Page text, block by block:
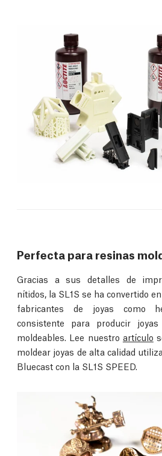
Perfecta para resinas
Gracias a sus detalles de
nítidos, la SL1S se ha convertido
fabricantes de joyas como
consistente para producir
moldeables. Lee nuestro artículo
moldear joyas de alta calidad
Bluecast con la SL1S SPEED.